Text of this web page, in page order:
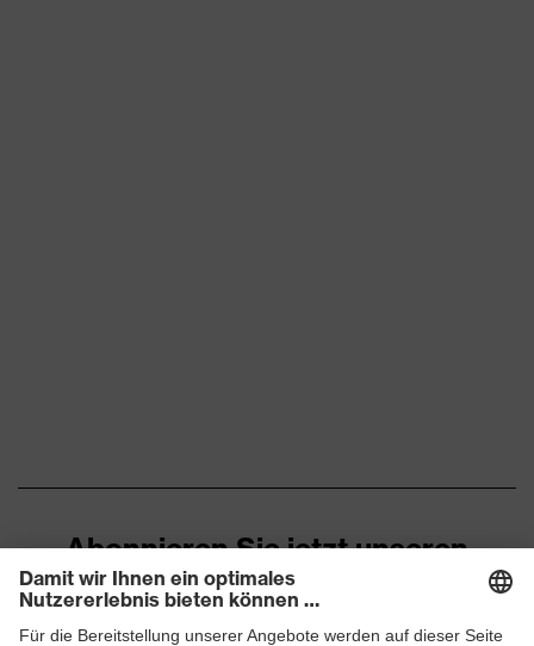
Abonnieren Sie jetzt unseren
Newsletter